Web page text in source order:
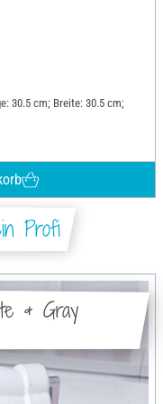
30.5 cm; Breite: 30.5 cm;
Profi
& Gray